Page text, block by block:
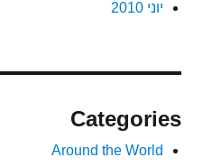
יוני 2010
Categories
Around the World